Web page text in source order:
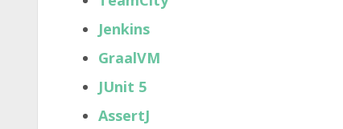
Jenkins
GraalVM
JUnit 5
AssertJ